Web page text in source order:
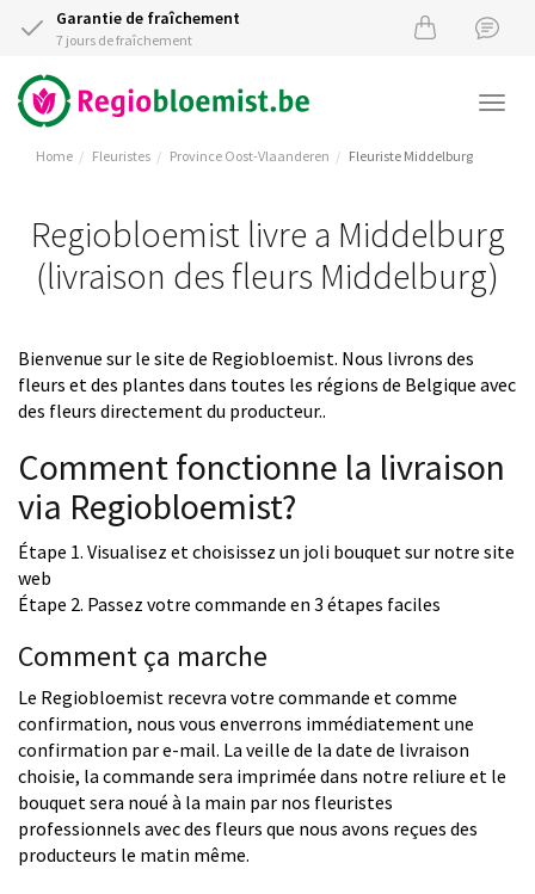
Garantie de fraîchement
7 jours de fraîchement
Home Fleuristes Province Oost-Vlaanderen Fleuriste Middelburg
Regiobloemist livre a Middelburg
(livraison des fleurs Middelburg)
Bienvenue sur le site de Regiobloemist. Nous livrons des
fleurs et des plantes dans toutes les régions de Belgique avec
des fleurs directement du producteur..
Comment fonctionne la livraison
via Regiobloemist?
Étape 1. Visualisez et choisissez un joli bouquet sur notre site
web
Étape 2. Passez votre commande en 3 étapes faciles
Comment ça marche
Le Regiobloemist recevra votre commande et comme
confirmation, nous vous enverrons immédiatement une
confirmation par e-mail. La veille de la date de livraison
choisie, la commande sera imprimée dans notre reliure et le
bouquet sera noué à la main par nos fleuristes
professionnels avec des fleurs que nous avons reçues des
producteurs le matin même.